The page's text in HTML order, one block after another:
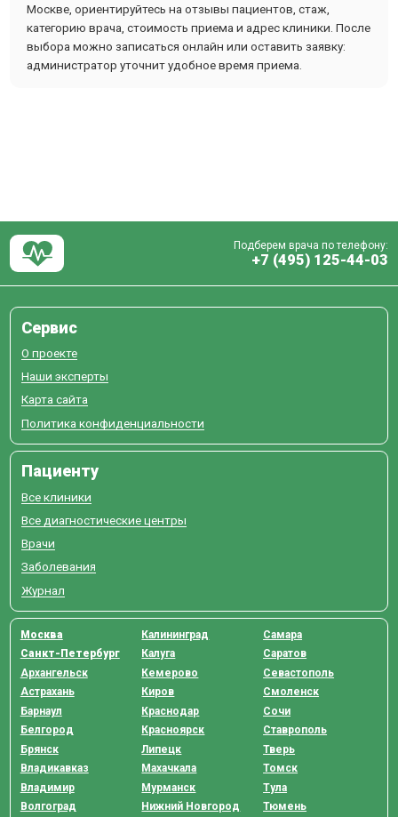
Москве, ориентируйтесь на отзывы пациентов, стаж,
категорию врача, стоимость приема и адрес клиники. После
выбора можно записаться онлайн или оставить заявку:
администратор уточнит удобное время приема.
Подберем врача по телефону:
+7 (495) 125-44-03
Сервис
О проекте
Наши эксперты
Карта сайта
Политика конфиденциальности
Пациенту
Все клиники
Все диагностические центры
Врачи
Заболевания
Журнал
Москва
Санкт-Петербург
Архангельск
Астрахань
Барнаул
Белгород
Брянск
Владикавказ
Владимир
Волгоград
Калининград
Калуга
Кемерово
Киров
Краснодар
Красноярск
Липецк
Махачкала
Мурманск
Нижний Новгород
Самара
Саратов
Севастополь
Смоленск
Сочи
Ставрополь
Тверь
Томск
Тула
Тюмень